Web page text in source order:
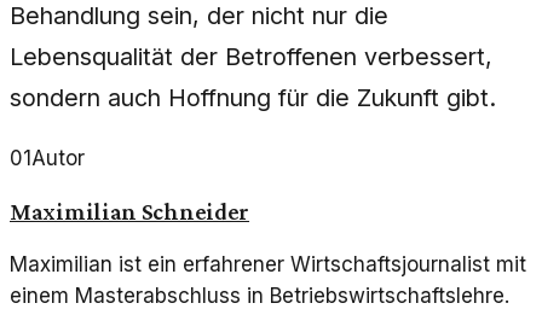
Behandlung sein, der nicht nur die
Lebensqualität der Betroffenen verbessert,
sondern auch Hoffnung für die Zukunft gibt.
01Autor
Maximilian Schneider
Maximilian ist ein erfahrener Wirtschaftsjournalist mit
einem Masterabschluss in Betriebswirtschaftslehre.